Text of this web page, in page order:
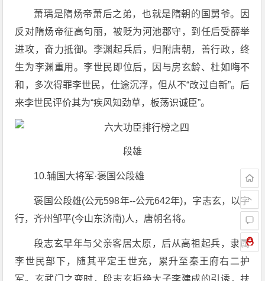
萧瑀是隋炀帝萧后之弟，也就是隋朝的国舅爷。因
反对隋炀帝征高句丽，被贬为河池郡守，到任后受薛举
进攻，奋力抵御。李渊起兵后，归附唐朝，善行政，终
生为李渊重用。李世民即位后，因与房玄龄、杜如晦不
和，多次得罪李世民，仕途沉浮，但从不“改过自新”。后
来李世民评价其为“疾风知劲草，板荡识诚臣”。
段雄
10.辅国大将军·褒国公段雄
褒国公段雄(公元598年--公元642年)，字志玄，以字
行，齐州邹平(今山东济南)人，唐朝名将。
段志玄早年与父亲客居太原，后从高祖起兵，隶属
李世民部下，随其平定王世充，累升至秦王府右二护
军。玄武门之变时，段志玄拒绝太子李建成的引诱，扶